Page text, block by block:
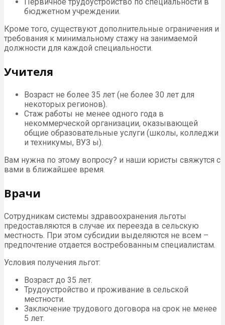
бюджетном учреждении.
Кроме того, существуют дополнительные ограничения и
требования к минимальному стажу на занимаемой
должности для каждой специальности.
Учителя
Возраст не более 35 лет (не более 30 лет для
некоторых регионов).
Стаж работы не менее одного года в
некоммерческой организации, оказывающей
общие образовательные услуги (школы, колледжи
и техникумы, ВУЗ ы).
Вам нужна по этому вопросу? и наши юристы свяжутся с
вами в ближайшее время.
Врачи
Сотрудникам системы здравоохранения льготы
предоставляются в случае их переезда в сельскую
местность. При этом субсидии выделяются не всем –
предпочтение отдается востребованным специалистам.
Условия получения льгот:
Возраст до 35 лет.
Трудоустройство и проживание в сельской
местности.
Заключение трудового договора на срок не менее
5 лет.